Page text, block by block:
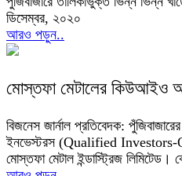
ডিসেম্বর, ২০২০
আরও পড়ুন..
মোস্তফা মেটালের
বিজনেস জার্নাল প্রতিবেদক:
ইনভেস্টরস (Qualified Investors-
মোস্তফা মেটাল ইন্ডাস্ট্রিজ লিমিটেড।